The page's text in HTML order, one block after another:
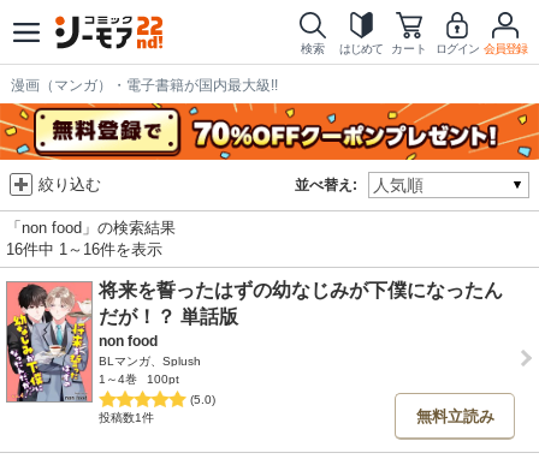
検索 はじめて カート ログイン 会員登録
漫画（マンガ）・電子書籍が国内最大級!!
並べ替え:
絞り込む
「non food」の検索結果
16件中 1～16件を表示
将来を誓ったはずの幼なじみが下僕になったん
だが！？ 単話版
non food
BLマンガ、Splush
1～4巻
100pt
(5.0)
投稿数1件
無料立読み